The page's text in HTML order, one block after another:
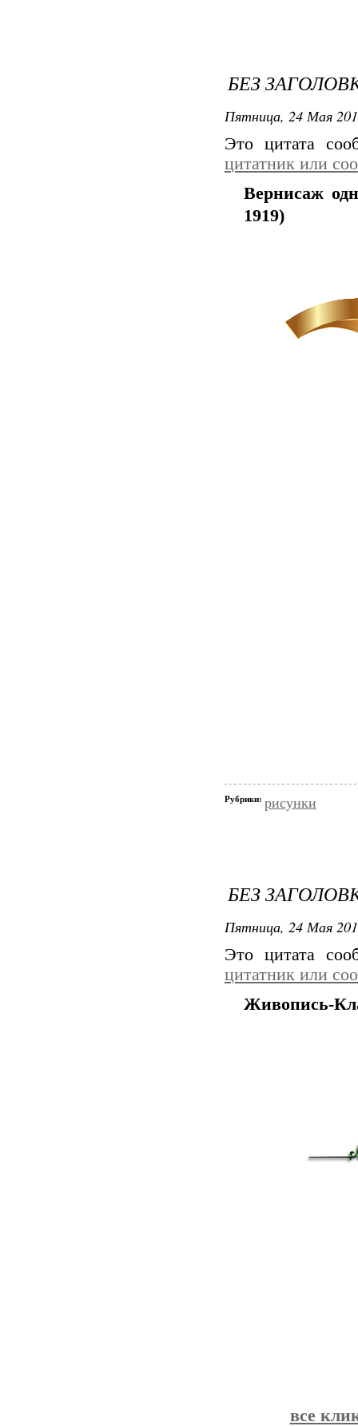
БЕЗ
Пятница, 24 Мая
Это цитата
цитатник или
Вернисаж
1919)
Рубрики: рисунки
БЕЗ
Пятница, 24 Мая
Это цитата
цитатник или
Живопись-
все